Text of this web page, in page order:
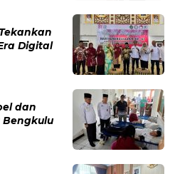
Digital
dan
Bengkulu